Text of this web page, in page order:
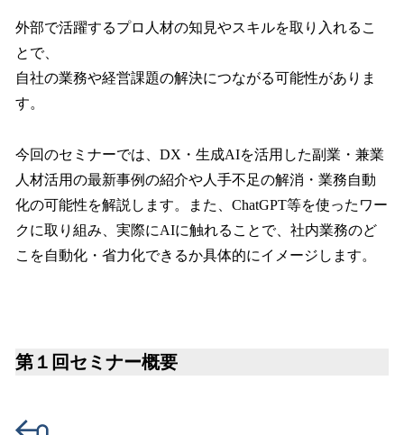
外部で活躍するプロ人材の知見やスキルを取り入れるこ
とで、
自社の業務や経営課題の解決につながる可能性がありま
す。
今回のセミナーでは、DX・生成AIを活用した副業・兼業
人材活用の最新事例の紹介や人手不足の解消・業務自動
化の可能性を解説します。また、ChatGPT等を使ったワー
クに取り組み、実際にAIに触れることで、社内業務のど
こを自動化・省力化できるか具体的にイメージします。
第１回セミナー概要